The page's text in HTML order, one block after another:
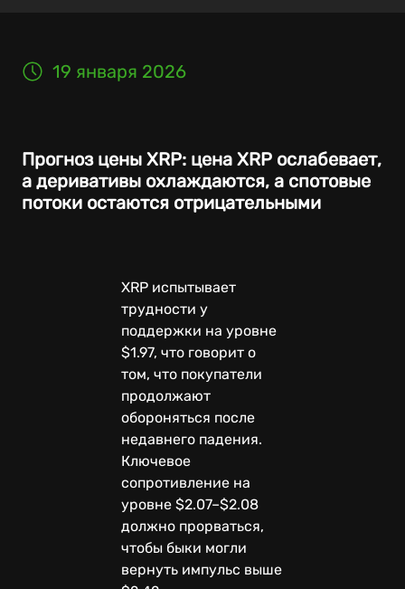
19 января 2026
Прогноз цены XRP: цена XRP ослабевает,
а деривативы охлаждаются, а спотовые
потоки остаются отрицательными
XRP испытывает
трудности у
поддержки на уровне
$1.97, что говорит о
том, что покупатели
продолжают
обороняться после
недавнего падения.
Ключевое
сопротивление на
уровне $2.07–$2.08
должно прорваться,
чтобы быки могли
вернуть импульс выше